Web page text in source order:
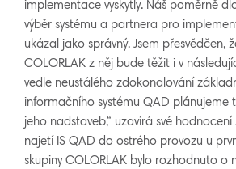
implementace vyskytly. Náš poměrně
výběr systému a partnera pro
ukázal jako správný. Jsem přesvědčen,
COLORLAK z něj bude těžit i v
vedle neustálého zdokonalování
informačního systému QAD plánujeme
jeho nadstaveb,“ uzavírá své hodnocení
najetí IS QAD do ostrého provozu u
skupiny COLORLAK bylo rozhodnuto o